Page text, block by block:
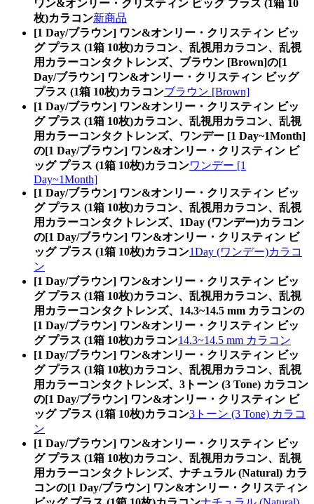
ワン&オンリー・クリスティン ビッグ プラス (1箱 10
枚)カラコン新商品
[1 Day/ブラウン] ワン&オンリー・クリスティン ビッ
グ プラス (1箱 10枚)カラコン、乱視用カラコン、乱視
用カラーコンタクトレンズ、ブラウン [Brown]の[1
Day/ブラウン] ワン&オンリー・クリスティン ビッグ
プラス (1箱 10枚)カラコンブラウン [Brown]
[1 Day/ブラウン] ワン&オンリー・クリスティン ビッ
グ プラス (1箱 10枚)カラコン、乱視用カラコン、乱視
用カラーコンタクトレンズ、ワンデー [1 Day~1Month]
の[1 Day/ブラウン] ワン&オンリー・クリスティン ビ
ッグ プラス (1箱 10枚)カラコンワンデー [1
Day~1Month]
[1 Day/ブラウン] ワン&オンリー・クリスティン ビッ
グ プラス (1箱 10枚)カラコン、乱視用カラコン、乱視
用カラーコンタクトレンズ、1Day (ワンデー)カラコン
の[1 Day/ブラウン] ワン&オンリー・クリスティン ビ
ッグ プラス (1箱 10枚)カラコン1Day (ワンデー)カラコ
ン
[1 Day/ブラウン] ワン&オンリー・クリスティン ビッ
グ プラス (1箱 10枚)カラコン、乱視用カラコン、乱視
用カラーコンタクトレンズ、14.3~14.5 mm カラコンの
[1 Day/ブラウン] ワン&オンリー・クリスティン ビッ
グ プラス (1箱 10枚)カラコン14.3~14.5 mm カラコン
[1 Day/ブラウン] ワン&オンリー・クリスティン ビッ
グ プラス (1箱 10枚)カラコン、乱視用カラコン、乱視
用カラーコンタクトレンズ、3トーン (3 Tone) カラコン
の[1 Day/ブラウン] ワン&オンリー・クリスティン ビ
ッグ プラス (1箱 10枚)カラコン3トーン (3 Tone) カラコ
ン
[1 Day/ブラウン] ワン&オンリー・クリスティン ビッ
グ プラス (1箱 10枚)カラコン、乱視用カラコン、乱視
用カラーコンタクトレンズ、ナチュラル (Natural) カラ
コンの[1 Day/ブラウン] ワン&オンリー・クリスティン